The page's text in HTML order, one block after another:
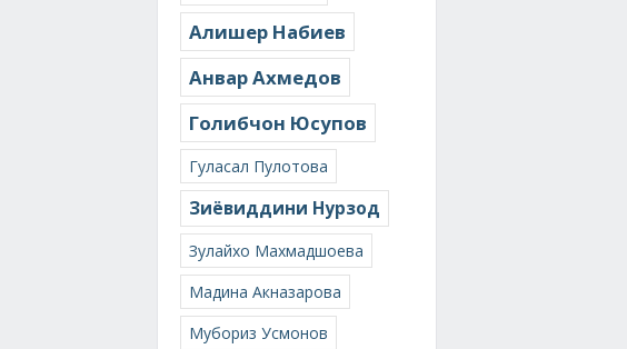
Алишер Набиев
Анвар Ахмедов
Голибчон Юсупов
Гуласал Пулотова
Зиёвиддини Нурзод
Зулайхо Махмадшоева
Мадина Акназарова
Мубориз Усмонов